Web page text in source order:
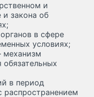
и
закона об
в сфере
условиях;
механизм
в период
распространением